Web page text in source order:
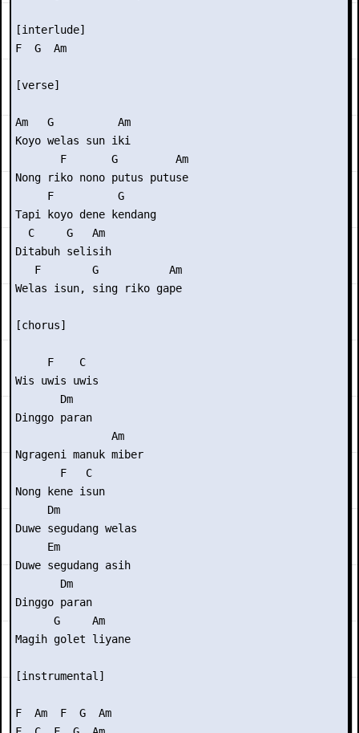
[interlude]
F  G  Am
[verse]
Am   G          Am
Koyo welas sun iki
       F       G         Am
Nong riko nono putus putuse
     F          G
Tapi koyo dene kendang
  C     G   Am
Ditabuh selisih
   F        G           Am
Welas isun, sing riko gape
[chorus]
     F    C
Wis uwis uwis
       Dm
Dinggo paran
               Am
Ngrageni manuk miber
       F   C
Nong kene isun
     Dm
Duwe segudang welas
     Em
Duwe segudang asih
       Dm
Dinggo paran
      G     Am
Magih golet liyane
[instrumental]
F  Am  F  G  Am